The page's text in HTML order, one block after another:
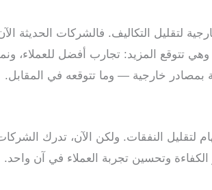
خارجية لتقليل التكاليف. فالشركات الحديثة
تتوقع المزيد: تجارب أفضل للعملاء،
بمصادر خارجية — وما تتوقعه في المقابل.
لتقليل النفقات. ولكن الآن، تدرك
وتحسين تجربة العملاء في آن واحد.